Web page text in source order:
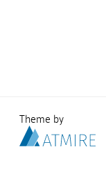
Theme by